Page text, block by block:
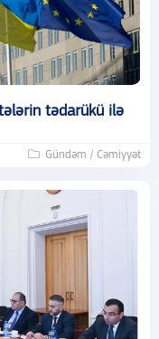
tədarükü ilə
Gündəm / Cəmiyyət